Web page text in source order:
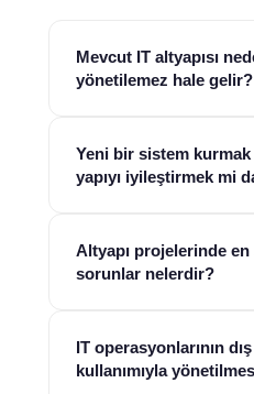
Mevcut IT altyapısı
yönetilemez hale gelir?
Farklı dönemlerde
entegre olmayan
yol açar. ESH, mevcut
Yeni bir sistem kurmak
yapıyı iyileştirmek mi
Her durumda sıfırdan
kurumda doğru planlama
iyileştirme seçeneklerini
en doğru yaklaşımı belirler.
Altyapı projelerinde en
sorunlar nelerdir?
Yanlış kapasite
operasyon süreçlerinin
IT operasyonlarının
kullanımıyla